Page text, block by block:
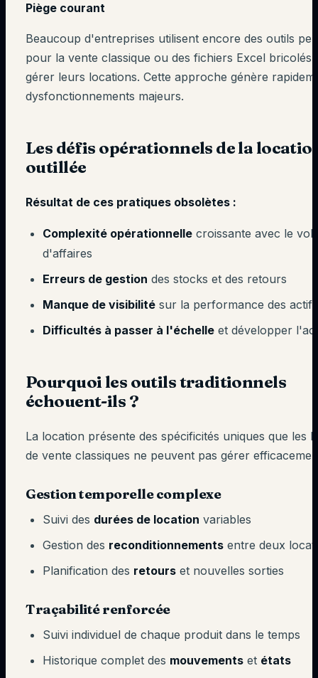
Piège courant
Beaucoup d'entreprises utilisent encore des outils
pour la vente classique ou des fichiers Excel bricolés
gérer leurs locations. Cette approche génère
dysfonctionnements majeurs.
Les défis opérationnels de la
outillée
Résultat de ces pratiques obsolètes :
Complexité opérationnelle croissante avec le
d'affaires
Erreurs de gestion des stocks et des retours
Manque de visibilité sur la performance des actifs
Difficultés à passer à l'échelle et développer
Pourquoi les outils traditionnels
échouent-ils ?
La location présente des spécificités uniques que les
de vente classiques ne peuvent pas gérer
Gestion temporelle complexe
Suivi des durées de location variables
Gestion des reconditionnements entre deux
Planification des retours et nouvelles sorties
Traçabilité renforcée
Suivi individuel de chaque produit dans le temps
Historique complet des mouvements et états